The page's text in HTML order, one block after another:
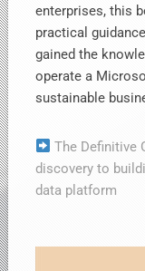
enterprises, this
practical
gained the
operate a
sustainable
The Definitive
discovery to
data platform